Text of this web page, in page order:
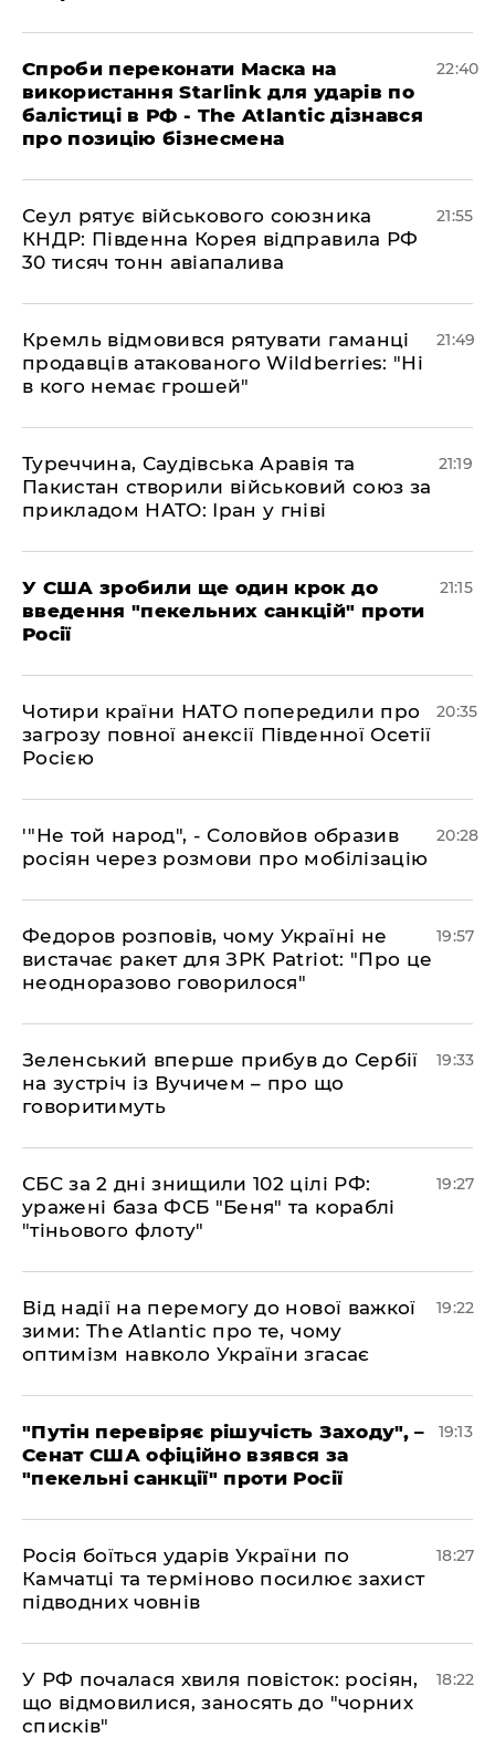
​Спроби переконати Маска на
використання Starlink для ударів по
балістиці в РФ - The Atlantic дізнався
про позицію бізнесмена
22:40
​Сеул рятує військового союзника
КНДР: Південна Корея відправила РФ
30 тисяч тонн авіапалива
21:55
​Кремль відмовився рятувати гаманці
продавців атакованого Wildberries: "Ні
в кого немає грошей"
21:49
​Туреччина, Саудівська Аравія та
Пакистан створили військовий союз за
прикладом НАТО: Іран у гніві
21:19
​У США зробили ще один крок до
введення "пекельних санкцій" проти
Росії
21:15
​Чотири країни НАТО попередили про
загрозу повної анексії Південної Осетії
Росією
20:35
​'"Не той народ", - Соловйов образив
росіян через розмови про мобілізацію
20:28
​Федоров розповів, чому Україні не
вистачає ракет для ЗРК Patriot: "Про це
неодноразово говорилося"
19:57
​Зеленський вперше прибув до Сербії
на зустріч із Вучичем – про що
говоритимуть
19:33
​СБС за 2 дні знищили 102 цілі РФ:
уражені база ФСБ "Беня" та кораблі
"тіньового флоту"
19:27
​Від надії на перемогу до нової важкої
зими: The Atlantic про те, чому
оптимізм навколо України згасає
19:22
​"Путін перевіряє рішучість Заходу", –
Сенат США офіційно взявся за
"пекельні санкції" проти Росії
19:13
​Росія боїться ударів України по
Камчатці та терміново посилює захист
підводних човнів
18:27
​У РФ почалася хвиля повісток: росіян,
що відмовилися, заносять до "чорних
списків"
18:22